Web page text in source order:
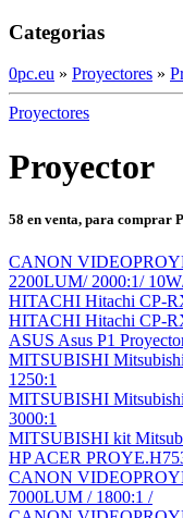
Categorias
0pc.eu » Proyectores »
Proyectores
Proyector
58 en venta, para comprar
CANON
2200LUM/ 2000:1/
HITACHI Hitachi CP-
HITACHI Hitachi CP-
ASUS Asus P1
MITSUBISHI
1250:1
MITSUBISHI
3000:1
MITSUBISHI kit
HP ACER
CANON
7000LUM / 1800:1 /